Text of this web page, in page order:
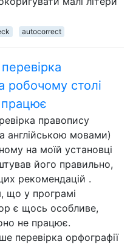
autocorrect
робочому столі
правопису
англійською мовами)
на моїй установці
його правильно,
рекомендацій .
що у програмі
є щось особливе,
не працює.
перевірка орфографії